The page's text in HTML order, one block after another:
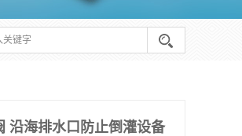
沿海排水口防止倒灌设备